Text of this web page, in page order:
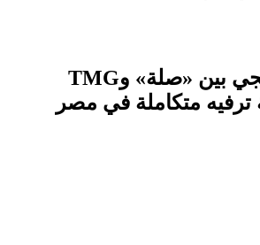
تحالف استراتيجي بين «صلة» وTMG
متكاملة في مصر